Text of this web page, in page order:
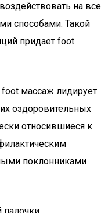
на все
способами. Такой
придает foot
массаж лидирует
оздоровительных
относившиеся к
поклонниками